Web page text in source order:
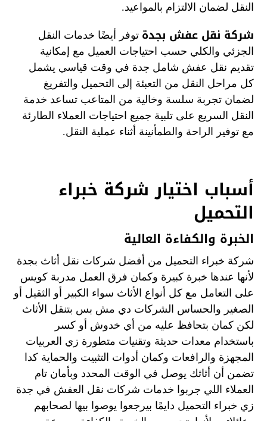
النقل لضمان الالتزام بالمواعيد.
شركة نقل عفش بجدة توفر أيضًا خدمات النقل
الجزئي والكلي حسب احتياجات العميل مع إمكانية
تقديم نقل عفش شامل جدة في وقت قياسي يشمل
كل مراحل النقل من التعبئة إلى التحميل والتفريغ
لضمان تجربة سلسة وخالية من المتاعب تساعد خدمة
النقل السريع على تلبية جميع احتياجات العملاء الطارئة
مع توفير الراحة والطمأنينة أثناء عملية النقل.
أسباب اختيار شركة خبراء
التحميل
الخبرة والكفاءة العالية
شركة خبراء التحميل من أفضل شركات نقل أثاث بجدة
لأنها عندها خبرة كبيرة وكمان فرق العمل مدربة كويس
على التعامل مع كل أنواع الأثاث سواء الكبير أو الثقيل أو
الصغير والحساس الشركات دي مش بس بتنقل الأثاث
لكن كمان بتحافظ عليه من أي خدوش أو كسر
باستخدام معدات حديثة وتقنيات متطورة زي العربيات
المجهزة والرافعات وكمان أدوات التثبيت والحماية كدا
تضمن أن أثاثك يوصل في الوقت المحدد وبأمان تام
العملاء اللي جربوا خدمات شركات نقل العفش في جدة
زي خبراء التحميل دايمًا بيرجعوا يوصوا بيها لصحابهم